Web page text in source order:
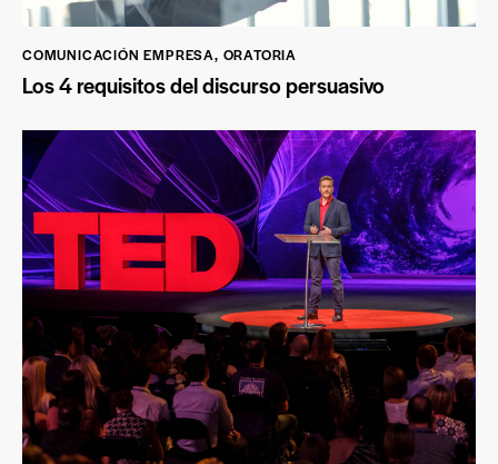
COMUNICACIÓN EMPRESA, ORATORIA
Los 4 requisitos del discurso persuasivo